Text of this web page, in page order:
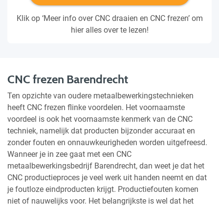
Klik op ‘Meer info over CNC draaien en CNC frezen’ om
hier alles over te lezen!
CNC frezen Barendrecht
Ten opzichte van oudere metaalbewerkingstechnieken
heeft CNC frezen flinke voordelen. Het voornaamste
voordeel is ook het voornaamste kenmerk van de CNC
techniek, namelijk dat producten bijzonder accuraat en
zonder fouten en onnauwkeurigheden worden uitgefreesd.
Wanneer je in zee gaat met een CNC
metaalbewerkingsbedrijf Barendrecht, dan weet je dat het
CNC productieproces je veel werk uit handen neemt en dat
je foutloze eindproducten krijgt. Productiefouten komen
niet of nauwelijks voor. Het belangrijkste is wel dat het